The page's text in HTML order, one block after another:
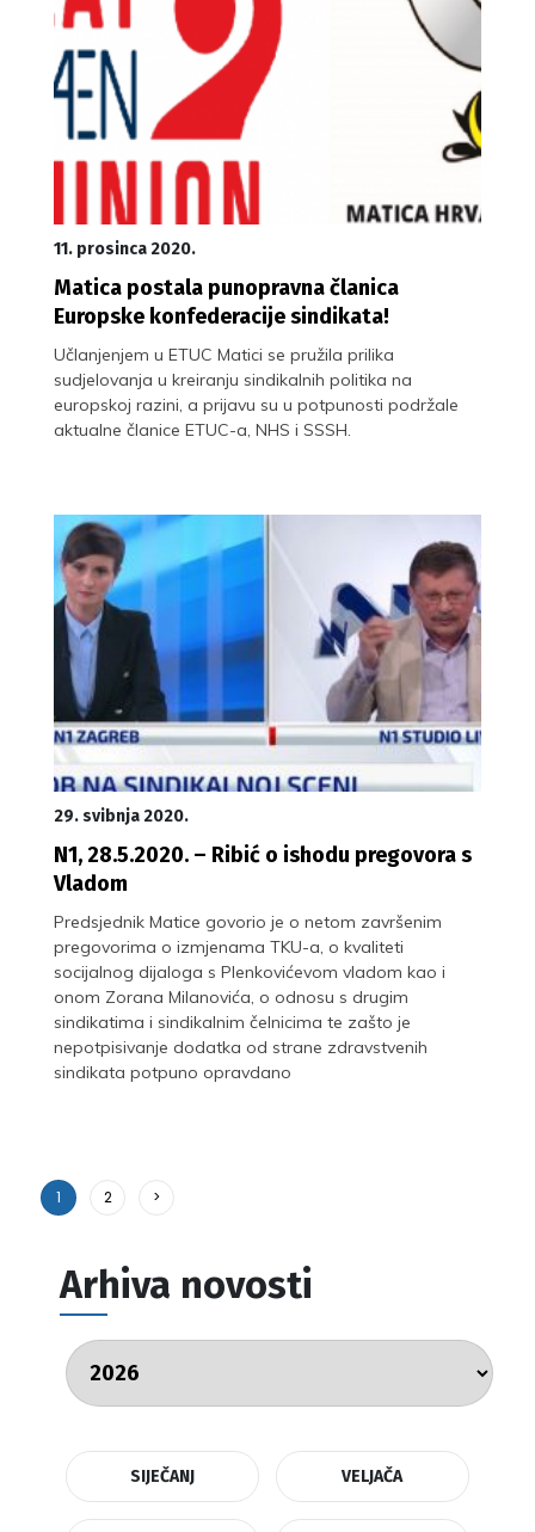
11. prosinca 2020.
Matica postala punopravna članica
Europske konfederacije sindikata!
Učlanjenjem u ETUC Matici se pružila prilika
sudjelovanja u kreiranju sindikalnih politika na
europskoj razini, a prijavu su u potpunosti podržale
aktualne članice ETUC-a, NHS i SSSH.
29. svibnja 2020.
N1, 28.5.2020. – Ribić o ishodu pregovora s
Vladom
Predsjednik Matice govorio je o netom završenim
pregovorima o izmjenama TKU-a, o kvaliteti
socijalnog dijaloga s Plenkovićevom vladom kao i
onom Zorana Milanovića, o odnosu s drugim
sindikatima i sindikalnim čelnicima te zašto je
nepotpisivanje dodatka od strane zdravstvenih
sindikata potpuno opravdano
1 2 >
Arhiva novosti
SIJEČANJ VELJAČA